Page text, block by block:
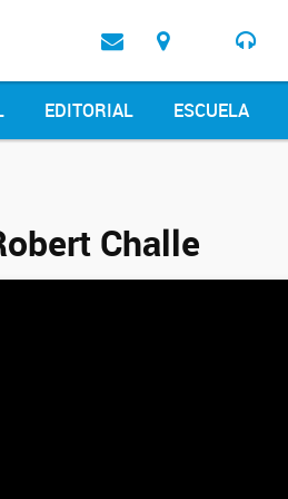
EDITORIAL ESCUELA
Challe